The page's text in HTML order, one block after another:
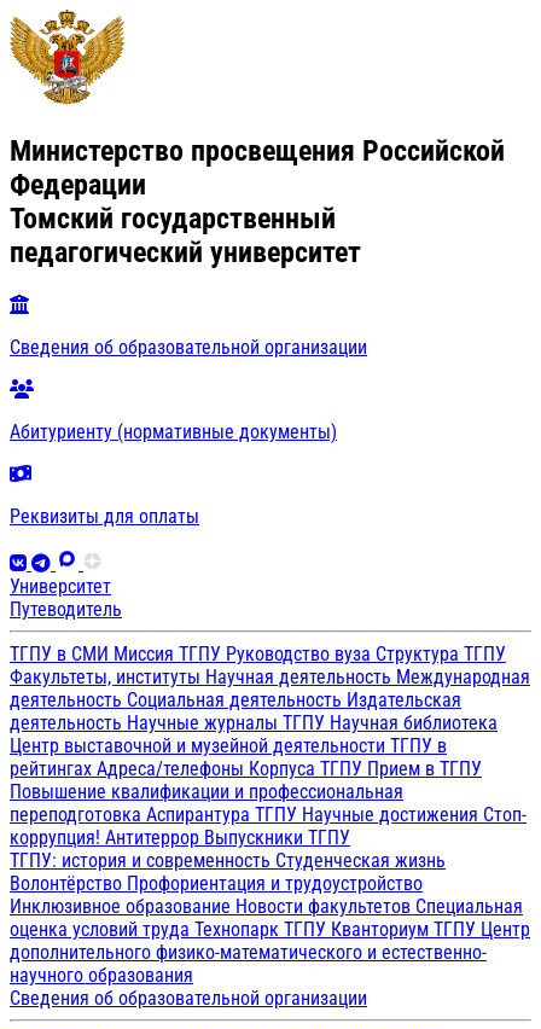
Министерство просвещения Российской
Федерации
Томский государственный
педагогический университет
Сведения об образовательной организации
Абитуриенту (нормативные документы)
Реквизиты для оплаты
Университет
Путеводитель
ТГПУ в СМИ Миссия ТГПУ Руководство вуза Структура ТГПУ
Факультеты, институты Научная деятельность Международная
деятельность Социальная деятельность Издательская
деятельность Научные журналы ТГПУ Научная библиотека
Центр выставочной и музейной деятельности ТГПУ в
рейтингах Адреса/телефоны Корпуса ТГПУ Прием в ТГПУ
Повышение квалификации и профессиональная
переподготовка Аспирантура ТГПУ Научные достижения Стоп-
коррупция! Антитеррор Выпускники ТГПУ
ТГПУ: история и современность Студенческая жизнь
Волонтёрство Профориентация и трудоустройство
Инклюзивное образование Новости факультетов Специальная
оценка условий труда Технопарк ТГПУ Кванториум ТГПУ Центр
дополнительного физико-математического и естественно-
научного образования
Сведения об образовательной организации